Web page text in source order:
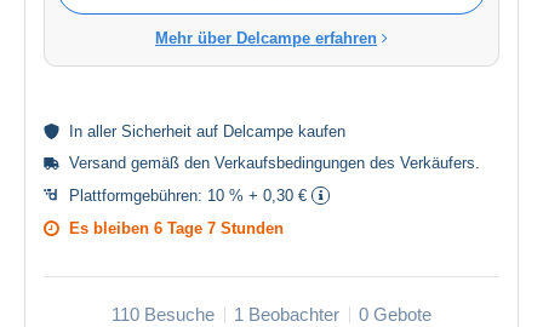
Mehr über Delcampe erfahren
In aller Sicherheit auf Delcampe kaufen
Versand gemäß den Verkaufsbedingungen des Verkäufers.
Plattformgebühren: 10 % + 0,30 €
Es bleiben 6 Tage 7 Stunden
110 Besuche 1 Beobachter 0 Gebote